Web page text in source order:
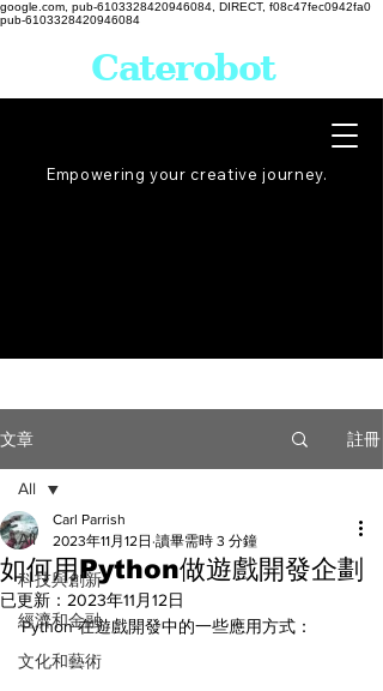
google.com, pub-6103328420946084, DIRECT, f08c47fec0942fa0
pub-6103328420946084
Empowering your creative journey.
Caterobot
文章 註冊
All
科技與創新
經濟和金融
文化和藝術
All
如何用Python做遊戲開發企劃
Carl Parrish
2023年11月12日 讀畢需時 3 分鐘
已更新： 2023年11月12日
Python 在遊戲開發中的一些應用方式：